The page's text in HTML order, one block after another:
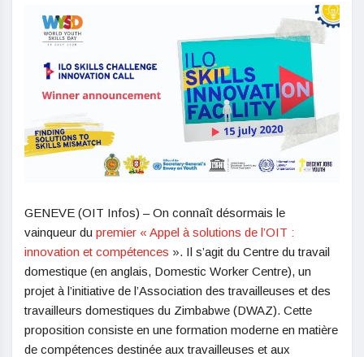
GENEVE (OIT Infos) – On connaît désormais le
vainqueur du premier « Appel à solutions de l’OIT :
innovation et compétences ». Il s’agit du Centre du travail
domestique (en anglais, Domestic Worker Centre), un
projet à l’initiative de l’Association des travailleuses et des
travailleurs domestiques du Zimbabwe (DWAZ). Cette
proposition consiste en une formation moderne en matière
de compétences destinée aux travailleuses et aux